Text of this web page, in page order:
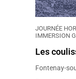
JOURNÉE
IMMERSION
Les
Fontenay-